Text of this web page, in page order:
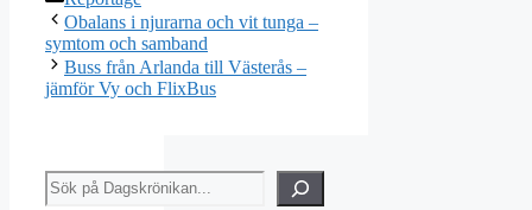
Obalans i njurarna och vit tunga –
symtom och samband
Buss från Arlanda till Västerås –
jämför Vy och FlixBus
Sök